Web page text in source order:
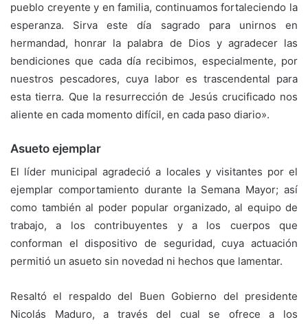
pueblo creyente y en familia, continuamos fortaleciendo la
esperanza. Sirva este día sagrado para unirnos en
hermandad, honrar la palabra de Dios y agradecer las
bendiciones que cada día recibimos, especialmente, por
nuestros pescadores, cuya labor es trascendental para
esta tierra. Que la resurrección de Jesús crucificado nos
aliente en cada momento difícil, en cada paso diario».
Asueto ejemplar
El líder municipal agradeció a locales y visitantes por el
ejemplar comportamiento durante la Semana Mayor; así
como también al poder popular organizado, al equipo de
trabajo, a los contribuyentes y a los cuerpos que
conforman el dispositivo de seguridad, cuya actuación
permitió un asueto sin novedad ni hechos que lamentar.
Resaltó el respaldo del Buen Gobierno del presidente
Nicolás Maduro, a través del cual se ofrece a los